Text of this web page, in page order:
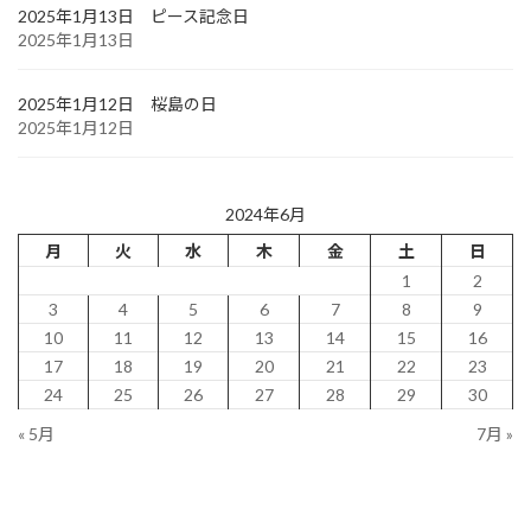
2025年1月13日 ピース記念日
2025年1月13日
2025年1月12日 桜島の日
2025年1月12日
2024年6月
月
火 水 木 金 土
日
1
2
3
4 5 6 7 8
9
10
11 12 13 14 15
16
17
18 19 20 21 22
23
24
25 26 27 28 29
30
« 5月
7月 »